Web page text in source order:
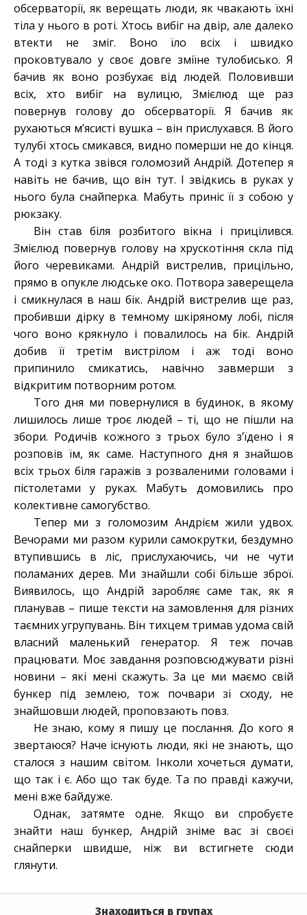
обсерваторії, як верещать люди, як чвакають їхні
тіла у нього в роті. Хтось вибіг на двір, але далеко
втекти не зміг. Воно їло всіх і швидко
проковтувало у своє довге зміїне тулобисько. Я
бачив як воно розбухає від людей. Половивши
всіх, хто вибіг на вулицю, Змієлюд ще раз
повернув голову до обсерваторії. Я бачив як
рухаються м’ясисті вушка – він прислухався. В його
тулубі хтось смикався, видно померши не до кінця.
А тоді з кутка звівся голомозий Андрій. Дотепер я
навіть не бачив, що він тут. І звідкись в руках у
нього була снайперка. Мабуть приніс її з собою у
рюкзаку.
Він став біля розбитого вікна і прицілився.
Змієлюд повернув голову на хрускотіння скла під
його черевиками. Андрій вистрелив, прицільно,
прямо в опукле людське око. Потвора заверещела
і смикнулася в наш бік. Андрій вистрелив ще раз,
пробивши дірку в темному шкіряному лобі, після
чого воно крякнуло і повалилось на бік. Андрій
добив її третім вистрілом і аж тоді воно
припинило смикатись, навічно завмерши з
відкритим потворним ротом.
Того дня ми повернулися в будинок, в якому
лишилось лише троє людей – ті, що не пішли на
збори. Родичів кожного з трьох було з’їдено і я
розповів їм, як саме. Наступного дня я знайшов
всіх трьох біля гаражів з розваленими головами і
пістолетами у руках. Мабуть домовились про
колективне самогубство.
Тепер ми з голомозим Андрієм жили удвох.
Вечорами ми разом курили самокрутки, бездумно
втупившись в ліс, прислухаючись, чи не чути
поламаних дерев. Ми знайшли собі більше зброї.
Виявилось, що Андрій заробляє саме так, як я
планував – пише тексти на замовлення для різних
таємних угрупувань. Він тихцем тримав удома свій
власний маленький генератор. Я теж почав
працювати. Моє завдання розповсюджувати різні
новини – які мені скажуть. За це ми маємо свій
бункер під землею, тож почвари зі сходу, не
знайшовши людей, проповзають повз.
Не знаю, кому я пишу це послання. До кого я
звертаюся? Наче існують люди, які не знають, що
сталося з нашим світом. Інколи хочеться думати,
що так і є. Або що так буде. Та по правді кажучи,
мені вже байдуже.
Однак, затямте одне. Якщо ви спробуєте
знайти наш бункер, Андрій зніме вас зі своєї
снайперки швидше, ніж ви встигнете сюди
глянути.
Знаходиться в групах